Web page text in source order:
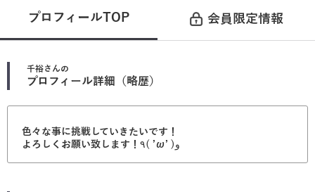
プロフィールTOP 会員限定情報
千裕さんの
プロフィール詳細（略歴）
色々な事に挑戦していきたいです！
よろしくお願い致します！٩( ’ω’ )و